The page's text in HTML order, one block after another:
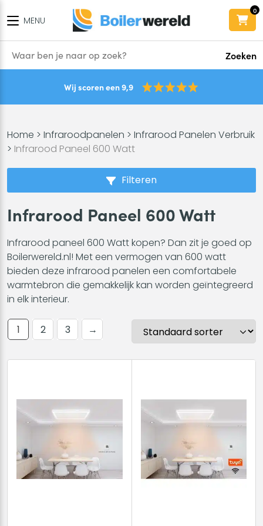
MENU
0
Zoeken
Wij scoren een 9,9
Home > Infraroodpanelen > Infrarood Panelen Verbruik
> Infrarood Paneel 600 Watt
Filteren
Infrarood Paneel 600 Watt
Infrarood paneel 600 Watt kopen? Dan zit je goed op
Boilerwereld.nl! Met een vermogen van 600 watt
bieden deze infrarood panelen een comfortabele
warmtebron die gemakkelijk kan worden geïntegreerd
in elk interieur.
1 2 3 →